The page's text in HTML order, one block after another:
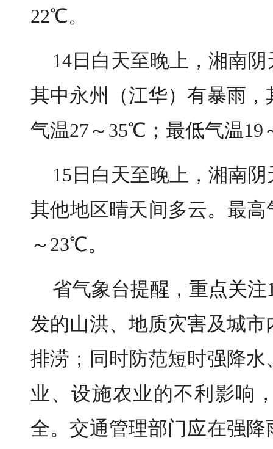
22℃。
14日白天至晚上，湘南
其中永州（江华）有暴雨
气温27～35℃；最低气温19
15日白天至晚上，湘南
其他地区晴天间多云。 最高
～23℃。
省气象台提醒， 重点关注
发的山洪、地质灾害及城
排涝；同时防范短时强降
业、设施农业的不利影响
全。交通管理部门应在强